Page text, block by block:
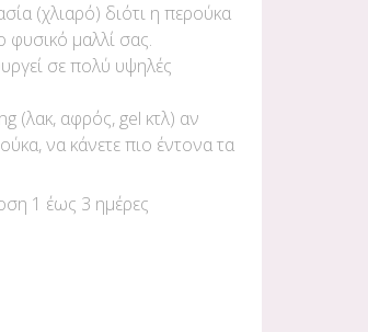
(χλιαρό) διότι η περούκα
φυσικό μαλλί σας.
σε πολύ υψηλές
(λακ, αφρός, gel κτλ) αν
να κάνετε πιο έντονα τα
1 έως 3 ημέρες